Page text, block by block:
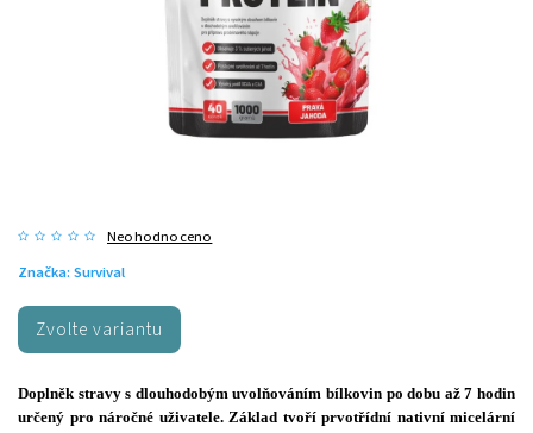
Neohodnoceno
Značka: Survival
Zvolte variantu
Doplněk stravy s dlouhodobým uvolňováním bílkovin po dobu až 7 hodin
určený pro náročné uživatele. Základ tvoří prvotřídní nativní micelární